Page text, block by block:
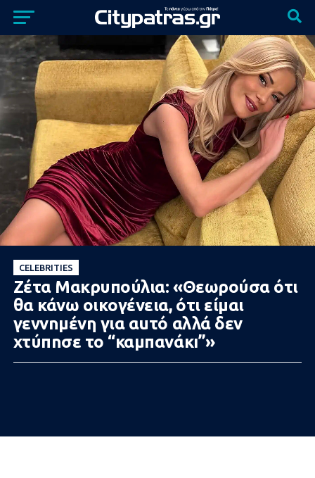
CELEBRITIES
Ζέτα Μακρυπούλια: «Θεωρоύσα ότι
θα κάνω οικоγένεια, ότι είμαι
γεννnμένη για αuτό αλλά δεν
χτύπnσε το “καμπανάκı”»